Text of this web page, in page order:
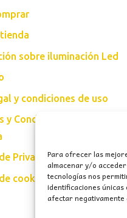
Para ofrecer las
almacenar y/o
tecnologías nos
identificaciones
afectar
sobre iluminación Led
y condiciones de uso
y Condiciones Generales
Privacidad
cookies (UE)